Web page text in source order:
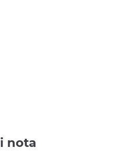
nota